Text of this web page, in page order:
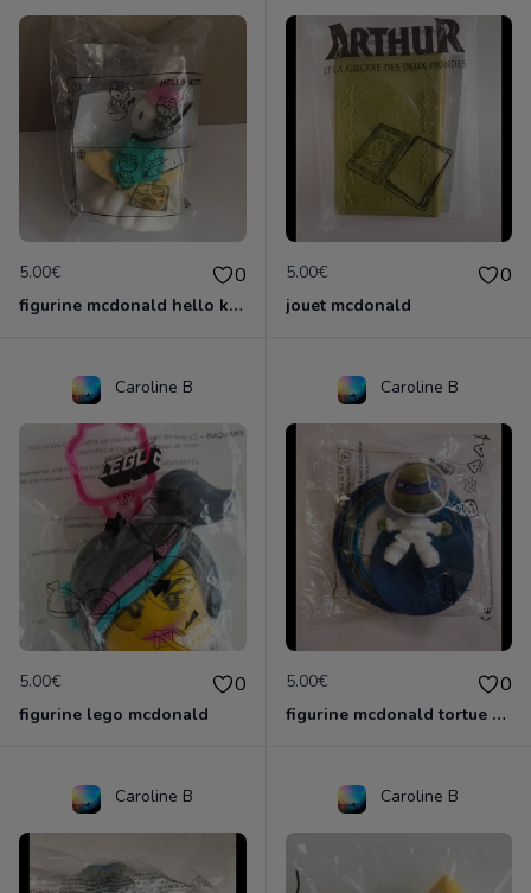
5.00€ 0
figurine mcdonald hello kitty
5.00€ 0
jouet mcdonald
Caroline B
5.00€ 0
figurine lego mcdonald
Caroline B
5.00€ 0
figurine mcdonald tortue ninja
Caroline B Caroline B